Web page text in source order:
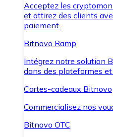
Acceptez les
et attirez des clients
paiement.
Bitnovo Ramp
Intégrez notre solution
dans des plateformes
Cartes-cadeaux Bitnovo
Commercialisez nos
Bitnovo OTC